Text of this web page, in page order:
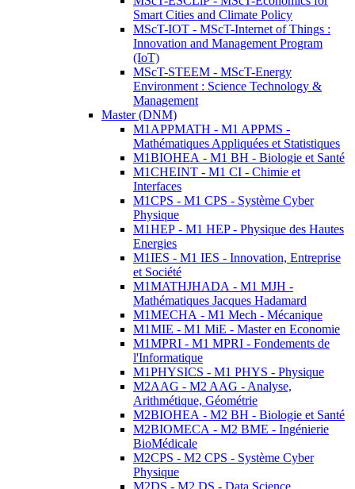
Smart Cities and Climate Policy
MScT-IOT - MScT-Internet of Things :
Innovation and Management Program
(IoT)
MScT-STEEM - MScT-Energy
Environment : Science Technology &
Management
Master (DNM)
M1APPMATH - M1 APPMS -
Mathématiques Appliquées et Statistiques
M1BIOHEA - M1 BH - Biologie et Santé
M1CHEINT - M1 CI - Chimie et
Interfaces
M1CPS - M1 CPS - Système Cyber
Physique
M1HEP - M1 HEP - Physique des Hautes
Energies
M1IES - M1 IES - Innovation, Entreprise
et Société
M1MATHJHADA - M1 MJH -
Mathématiques Jacques Hadamard
M1MECHA - M1 Mech - Mécanique
M1MIE - M1 MiE - Master en Economie
M1MPRI - M1 MPRI - Fondements de
l'Informatique
M1PHYSICS - M1 PHYS - Physique
M2AAG - M2 AAG - Analyse,
Arithmétique, Géométrie
M2BIOHEA - M2 BH - Biologie et Santé
M2BIOMECA - M2 BME - Ingénierie
BioMédicale
M2CPS - M2 CPS - Système Cyber
Physique
M2DS - M2 DS - Data Science